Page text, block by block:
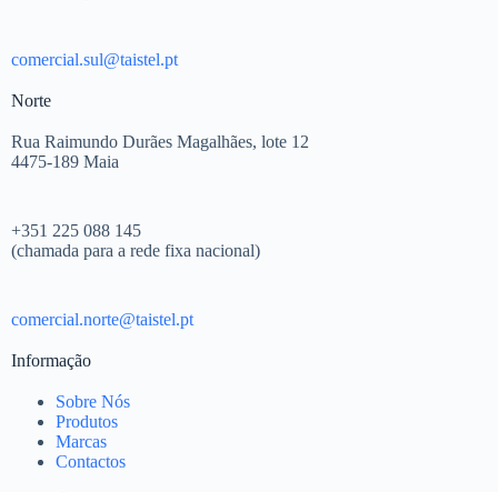
comercial.sul@taistel.pt
Norte
Rua Raimundo Durães Magalhães, lote 12
4475-189 Maia
+351 225 088 145
(chamada para a rede fixa nacional)
comercial.norte@taistel.pt
Informação
Sobre Nós
Produtos
Marcas
Contactos